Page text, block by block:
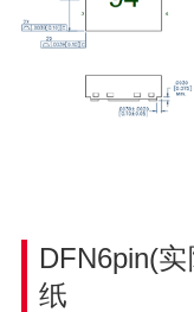
DFN6pin(
纸